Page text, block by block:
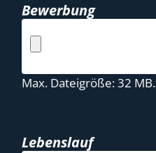
Bewerbung
Max. Dateigröße: 32 MB.
Lebenslauf